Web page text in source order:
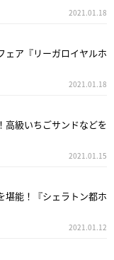
2021.01.18
ェア『リーガロイヤルホ
2021.01.18
高級いちごサンドなどを
2021.01.15
堪能！『シェラトン都ホ
2021.01.12